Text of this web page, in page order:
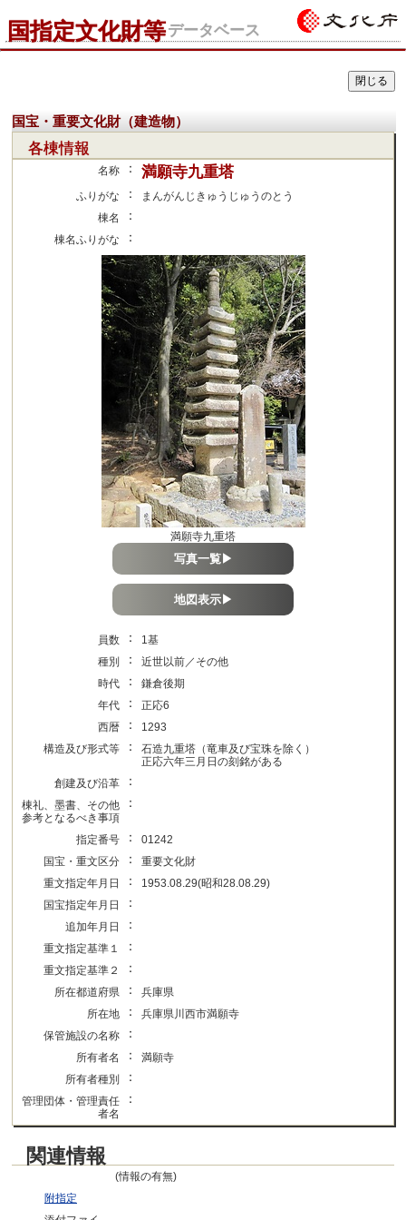
国指定文化財等データベース
国宝・重要文化財（建造物）
各棟情報
名称 ： 満願寺九重塔
ふりがな ：
まんがんじきゅうじゅうのとう
棟名
：
棟名ふりがな ：
満願寺九重塔
写真一覧▶
地図表示▶
員数 ：
1基
種別
：
近世以前／その他
時代
：
鎌倉後期
年代
：
正応6
西暦
：
1293
構造及び形式等
：
石造九重塔（竜車及び宝珠を除く）
正応六年三月日の刻銘がある
創建及び沿革
：
棟礼、墨書、その他
参考となるべき事項
：
指定番号 ：
01242
国宝・重文区分
：
重要文化財
重文指定年月日
：
1953.08.29(昭和28.08.29)
国宝指定年月日
：
追加年月日 ：
重文指定基準１ ：
重文指定基準２ ：
所在都道府県 ：
兵庫県
所在地
：
兵庫県川西市満願寺
保管施設の名称
：
所有者名 ：
満願寺
所有者種別
：
管理団体・管理責任
者名
：
関連情報
(情報の有無)
附指定